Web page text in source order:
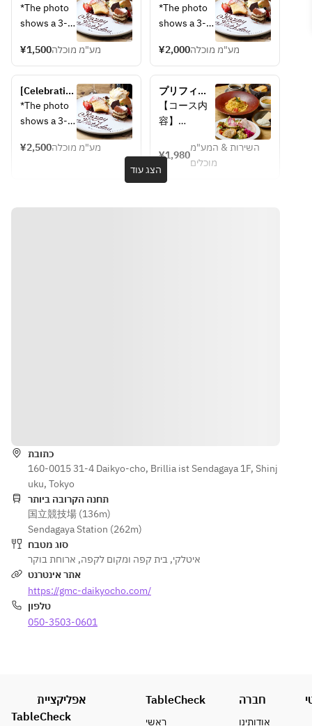
Option]
Two-item
plate
*The photo
shows a 3-
assortment.
¥1,500מע"מ מוכלה
Option]
Three-item
plate
*The photo
shows a 3-
assortment.
¥2,000מע"מ מוכלה
[Celebration
Option] 4-
item
plate
*The photo
shows a 3-
assortment.
¥2,500מע"מ מוכלה
プリフィッ
クス ランチ
コース(平日)
【コース内
容】
ンティパス
トミスト
・スープ
ス/本日のソ
・ドリンク
¥1,980
השירות & המע"מ
מוכלים
הצג עוד
כתובת
160-0015 31-4 Daikyo-cho, Brillia ist Sendagaya 1F, Shinj
uku, Tokyo
תחנה הקרובה ביותר
国立競技場 (136m)
Sendagaya Station (262m)
סוג מטבח
איטלקי, בית קפה ומקום לקפה, ארוחת בוקר
אתר אינטרנט
https://gmc-daikyocho.com/
טלפון
050-3503-0601
אפליקציית
TableCheck
TableCheck
ראשי
חברה
אודותינו